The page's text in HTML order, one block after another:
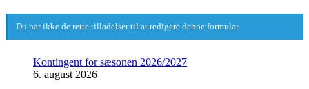
Du har ikke de rette tilladelser til at redigere denne formular
Kontingent for sæsonen 2026/2027
6. august 2026